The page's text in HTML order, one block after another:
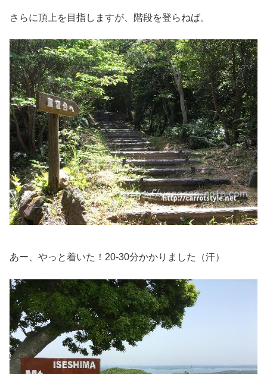
さらに頂上を目指しますが、階段を登らねば。
あー、やっと着いた！20-30分かかりました（汗）